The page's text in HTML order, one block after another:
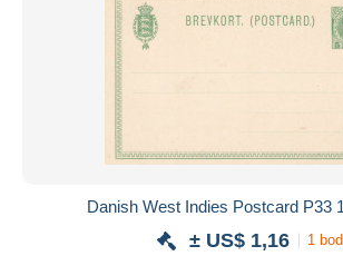
Danish West Indies Postcard P33
± US$ 1,16 1 bod